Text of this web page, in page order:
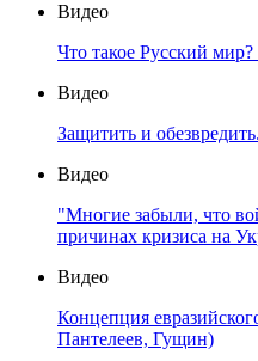
Видео
Что такое Русский
Видео
Защитить и
Видео
"Многие забыли, что
причинах кризиса на
Видео
Концепция
Пантелеев, Гущин)